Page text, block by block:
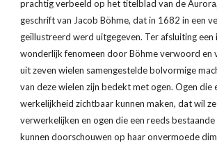
prachtig verbeeld op het titelblad van de
geschrift van Jacob Böhme, dat in 1682 in een
geïllustreerd werd uitgegeven. Ter afsluiting een
wonderlijk fenomeen door Böhme verwoord en
uit zeven wielen samengestelde bolvormige
van deze wielen zijn bedekt met ogen. Ogen die
werkelijkheid zichtbaar kunnen maken, dat wil
verwerkelijken en ogen die een reeds
kunnen doorschouwen op haar onvermoede